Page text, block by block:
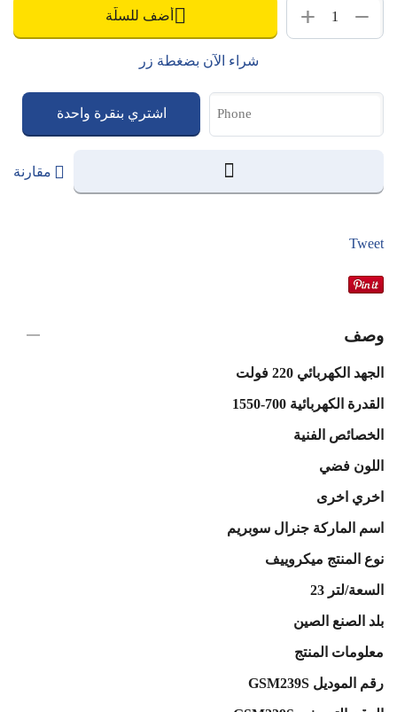
+ − أضف للسلّة
شراء الآن بضغطة زر
اشتري بنقرة واحدة
مقارنة
Tweet
وصف
الجهد الكهربائي 220 فولت
القدرة الكهربائية 700-1550
الخصائص الفنية
اللون فضي
اخري اخرى
اسم الماركة جنرال سوبريم
نوع المنتج ميكروييف
السعة/لتر 23
بلد الصنع الصين
معلومات المنتج
رقم الموديل GSM239S